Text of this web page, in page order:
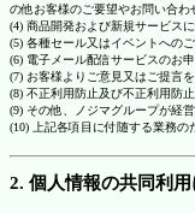
の他お客様のご要望やお問い合わ
(4) 商品開発および新規サービス
(5) 各種セール又はイベントへの
(6) 電子メール配信サービスのお
(7) お客様よりご意見又はご提言
(8) 不正利用防止及び不正利用防
(9) その他、ノジマグループが経
(10) 上記各項目に付随する業務の
2. 個人情報の共同利